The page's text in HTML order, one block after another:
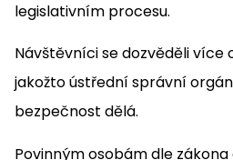
legislativním procesu.
Návštěvníci se dozvěděli více
jakožto ústřední správní
bezpečnost dělá.
Povinným osobám dle